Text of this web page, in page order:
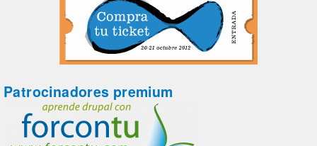
Patrocinadores premium